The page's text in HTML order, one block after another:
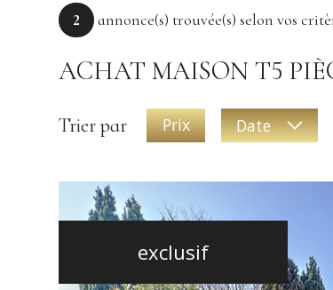
2 annonce(s) trouvée(s) selon vos
ACHAT MAISON T5
Trier par Prix Date
exclusif